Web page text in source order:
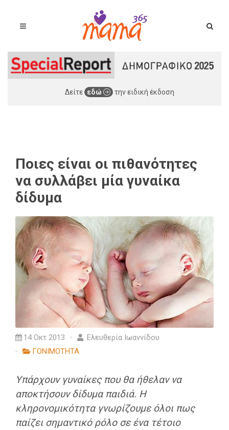
Δείτε εδώ την ειδική έκδοση
Ποιες είναι οι πιθανότητες
να συλλάβει μία γυναίκα
δίδυμα
14 Οκτ 2013
Ελευθερία Ιωαννίδου
ΓΟΝΙΜΟΤΗΤΑ
Υπάρχουν γυναίκες που θα ήθελαν να
αποκτήσουν δίδυμα παιδιά. Η
κληρονομικότητα γνωρίζουμε όλοι πως
παίζει σημαντικό ρόλο σε ένα τέτοιο